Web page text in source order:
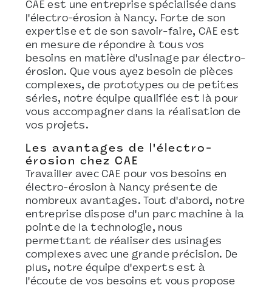
CAE est une entreprise spécialisée dans
l'électro-érosion à Nancy. Forte de son
expertise et de son savoir-faire, CAE est
en mesure de répondre à tous vos
besoins en matière d'usinage par électro-
érosion. Que vous ayez besoin de pièces
complexes, de prototypes ou de petites
séries, notre équipe qualifiée est là pour
vous accompagner dans la réalisation de
vos projets.
Les avantages de l'électro-
érosion chez CAE
Travailler avec CAE pour vos besoins en
électro-érosion à Nancy présente de
nombreux avantages. Tout d'abord, notre
entreprise dispose d'un parc machine à la
pointe de la technologie, nous
permettant de réaliser des usinages
complexes avec une grande précision. De
plus, notre équipe d'experts est à
l'écoute de vos besoins et vous propose